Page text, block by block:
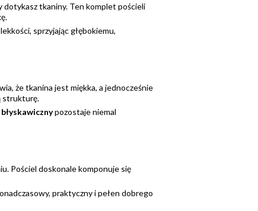
dotykasz tkaniny. Ten komplet pościeli
sprzyjając głębokiemu,
że tkanina jest miękka, a jednocześnie
strukturę.
pozostaje niemal
Pościel doskonale komponuje się
praktyczny i pełen dobrego